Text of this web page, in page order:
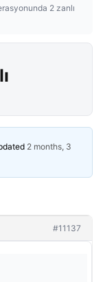
2 zanlı
2 months, 3
#11137